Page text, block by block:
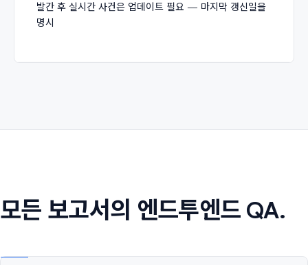
발간 후 실시간 사건은 업데이트 필요 — 마지막 갱신일을
명시
모든 보고서의 엔드투엔드 QA.